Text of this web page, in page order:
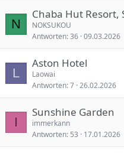
N
Chaba Hut Resort,
NOKSUKOU
Antworten 36 09.03.2026
L
Aston Hotel
Laowai
Antworten 7 26.02.2026
I
Sunshine Garden
immerkann
Antworten 53 17.01.2026